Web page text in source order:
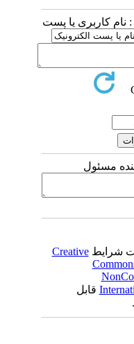
نام کاربری یا پست
مسئول
شرایطCreative
قابل